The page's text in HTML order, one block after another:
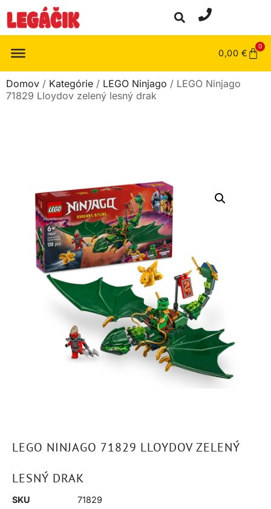
0,00 €
0
Domov / Kategórie / LEGO Ninjago / LEGO Ninjago
71829 Lloydov zelený lesný drak
LEGO NINJAGO 71829 LLOYDOV ZELENÝ
LESNÝ DRAK
SKU
71829